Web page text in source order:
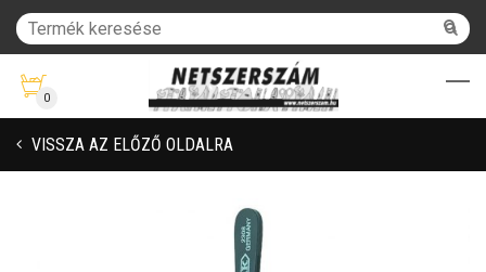
0
VISSZA AZ ELŐZŐ OLDALRA